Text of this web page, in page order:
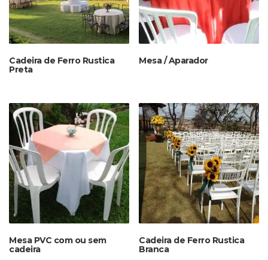
Cadeira de Ferro Rustica
Preta
Mesa / Aparador
Mesa PVC com ou sem
cadeira
Cadeira de Ferro Rustica
Branca